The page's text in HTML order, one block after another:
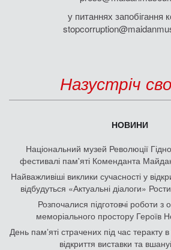
у питаннях запобігання
Назустріч
НОВИНИ
Національний музей Революції
фестивалі пам'яті Коменданта
Найважливіші виклики сучасності у
відбудуться «Актуальні діалоги»
Розпочалися підготовчі роботи з
меморіального простору Героїв
День памʼяті страчених під час теракту
відкриття виставки та